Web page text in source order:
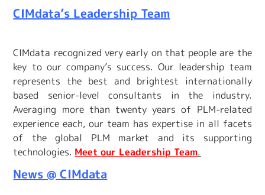
CIMdata’s Leadership Team
CIMdata recognized very early on that people are the
key to our company’s success. Our leadership team
represents the best and brightest internationally
based senior-level consultants in the industry.
Averaging more than twenty years of PLM-related
experience each, our team has expertise in all facets
of the global PLM market and its supporting
technologies. Meet our Leadership Team.
News @ CIMdata